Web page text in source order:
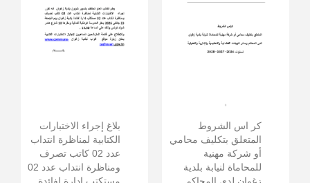
بلاغ إجراء الاختبارات
الكتابية لمناظرة انتداب
عدد 02 كاتب تصرف
ومناظرة انتداب عدد 02
كر اس الشروط
المتعلق بتكليف محامي
أو شركة مهنية
للمحاماة لنيابة بلدية